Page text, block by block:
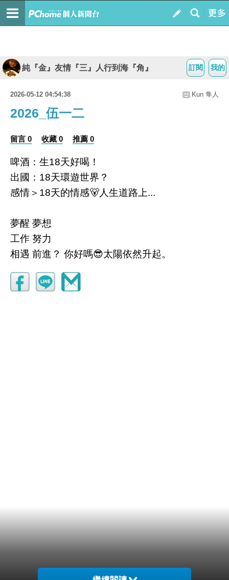
我的
訂閱
純『金』友情『三』人行到海『角』
2026-05-12 04:54:38 Kun 隼人
2026_伍一二
留言 0 收藏 0 推薦 0
啤酒：生18天好喝！
出國：18天環遊世界？
感情＞18天的情感🐻人生道路上...
夢醒 夢想
工作 努力
相遇 前進？ 你好嗎😎太陽依然升起。